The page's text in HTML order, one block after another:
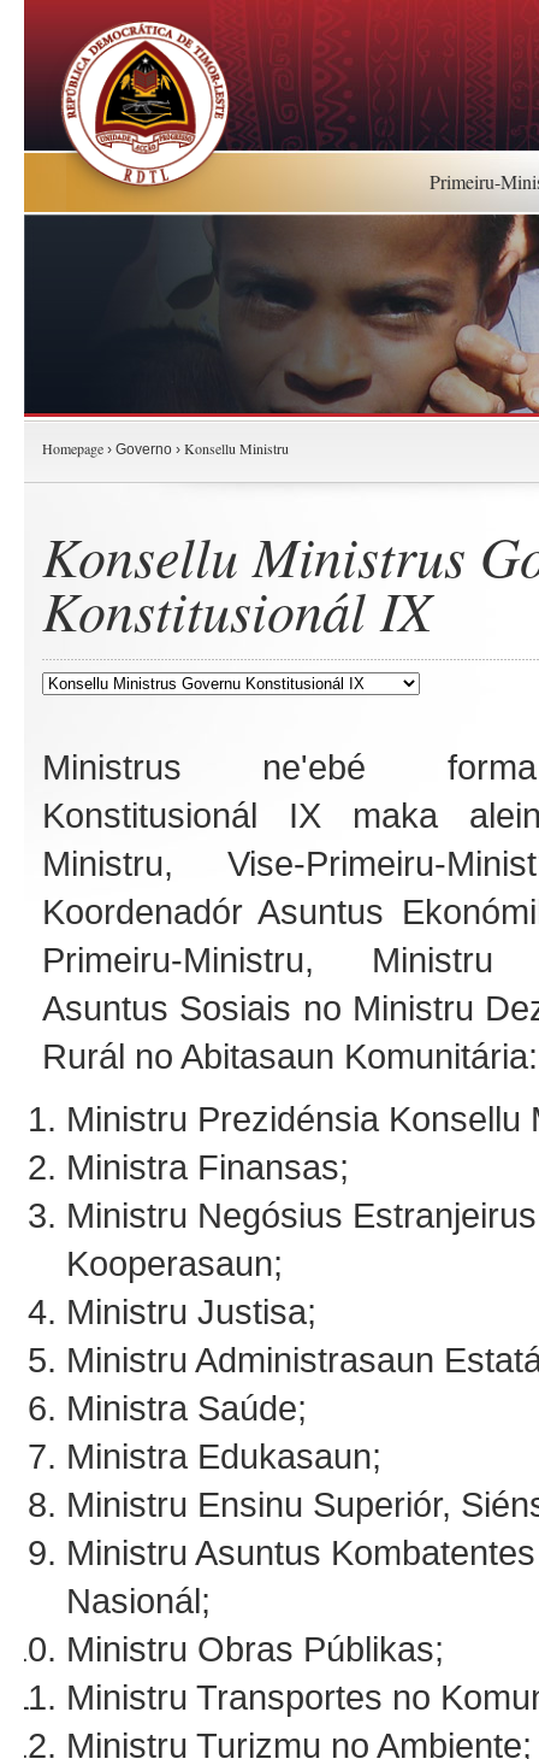
Primeiru-
Homepage › Governo › Konsellu Ministru
Konsellu Ministrus
Konstitusionál IX
Ministrus ne'ebé
Konstitusionál IX maka
Ministru, Vise-Primeiru-
Koordenadór Asuntus
Primeiru-Ministru, Ministru
Asuntus Sosiais no Ministru
Rurál no Abitasaun Komunitária:
Ministru Prezidénsia Konsellu
Ministra Finansas;
Ministru Negósius
Kooperasaun;
Ministru Justisa;
Ministru Administrasaun
Ministra Saúde;
Ministra Edukasaun;
Ministru Ensinu Superiór,
Ministru Asuntus
Nasionál;
Ministru Obras Públikas;
Ministru Transportes no
Ministru Turizmu no Ambiente;